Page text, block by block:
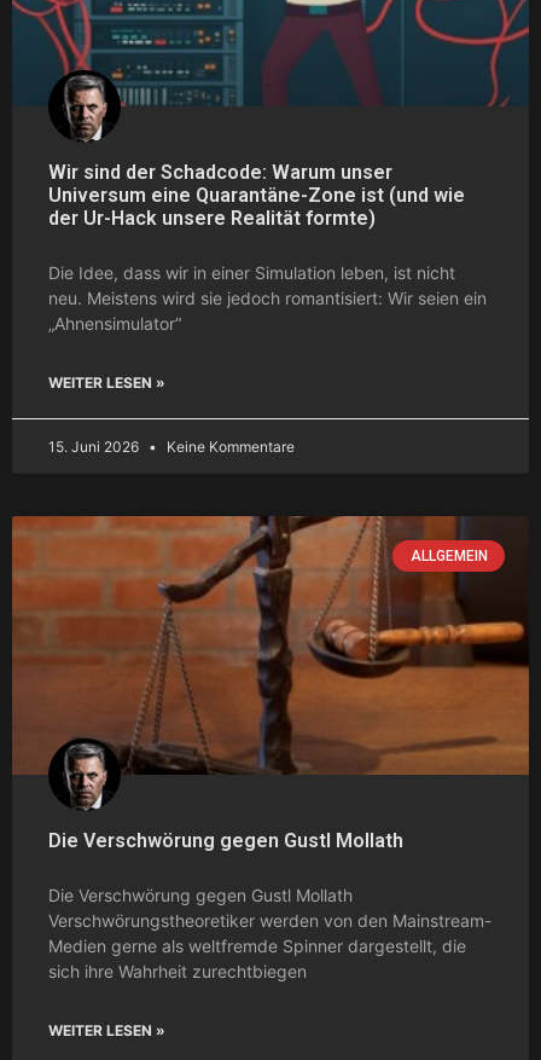
Wir sind der Schadcode: Warum unser
Universum eine Quarantäne-Zone ist (und wie
der Ur-Hack unsere Realität formte)
Die Idee, dass wir in einer Simulation leben, ist nicht
neu. Meistens wird sie jedoch romantisiert: Wir seien ein
„Ahnensimulator“
WEITER LESEN »
15. Juni 2026 Keine Kommentare
ALLGEMEIN
Die Verschwörung gegen Gustl Mollath
Die Verschwörung gegen Gustl Mollath
Verschwörungstheoretiker werden von den Mainstream-
Medien gerne als weltfremde Spinner dargestellt, die
sich ihre Wahrheit zurechtbiegen
WEITER LESEN »